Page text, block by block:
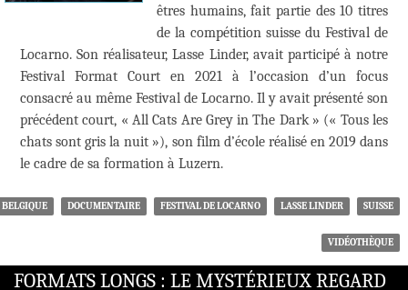
êtres humains, fait partie des 10 titres
de la compétition suisse du Festival de
Locarno. Son réalisateur, Lasse Linder, avait participé à notre
Festival Format Court en 2021 à l’occasion d’un focus
consacré au même Festival de Locarno. Il y avait présenté son
précédent court, « All Cats Are Grey in The Dark » (« Tous les
chats sont gris la nuit »), son film d’école réalisé en 2019 dans
le cadre de sa formation à Luzern.
BELGIQUE DOCUMENTAIRE FESTIVAL DE LOCARNO LASSE LINDER SUISSE
VIDÉOTHÈQUE
FORMATS LONGS : LE MYSTÉRIEUX REGARD